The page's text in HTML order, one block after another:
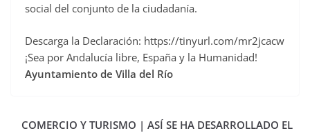
social del conjunto de la ciudadanía.
Descarga la Declaración: https://tinyurl.com/mr2jcacw
¡Sea por Andalucía libre, España y la Humanidad!
Ayuntamiento de Villa del Río
COMERCIO Y TURISMO | ASÍ SE HA DESARROLLADO EL